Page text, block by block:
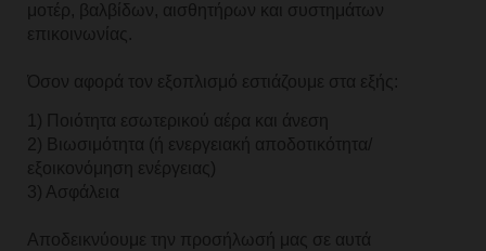
μοτέρ, βαλβίδων, αισθητήρων και συστημάτων
επικοινωνίας.
Όσον αφορά τον εξοπλισμό εστιάζουμε στα εξής:
1) Ποιότητα εσωτερικού αέρα και άνεση
2) Βιωσιμότητα (ή ενεργειακή αποδοτικότητα/
εξοικονόμηση ενέργειας)
3) Ασφάλεια
Αποδεικνύουμε την προσήλωσή μας σε αυτά